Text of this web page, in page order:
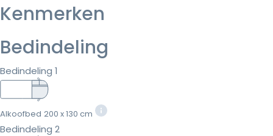
Kenmerken
Bedindeling
Bedindeling 1
Alkoofbed 200 x 130 cm
Bedindeling 2